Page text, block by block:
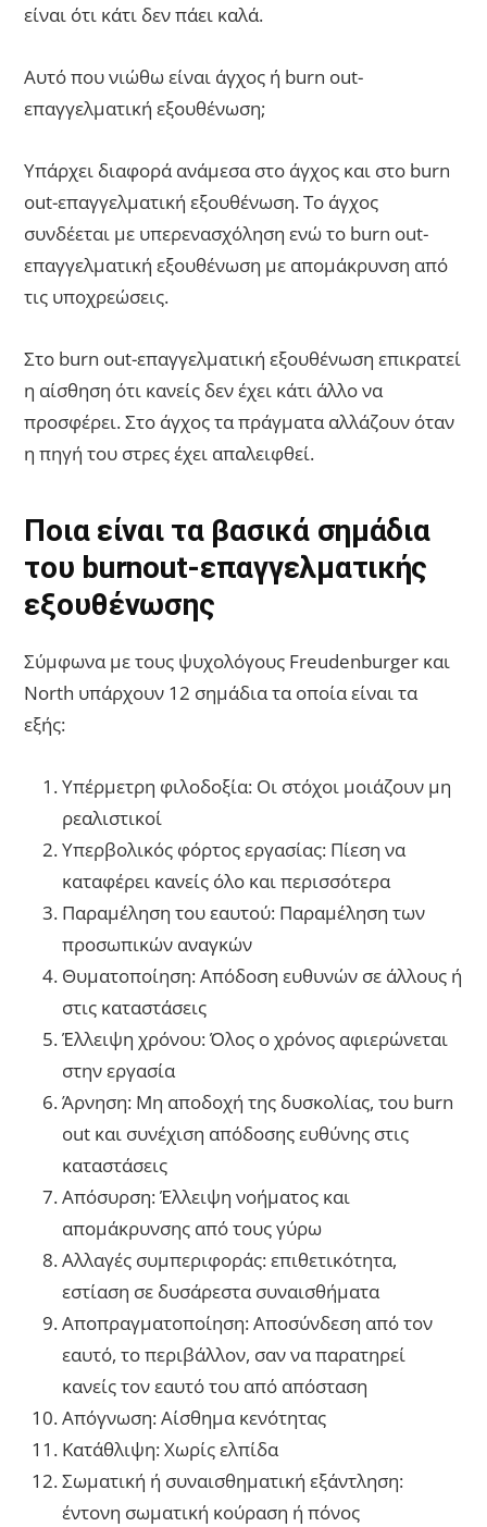
είναι ότι κάτι δεν πάει καλά.
Αυτό που νιώθω είναι άγχος ή burn out-
επαγγελματική εξουθένωση;
Υπάρχει διαφορά ανάμεσα στο άγχος και στο burn
out-επαγγελματική εξουθένωση. Το άγχος
συνδέεται με υπερενασχόληση ενώ το burn out-
επαγγελματική εξουθένωση με απομάκρυνση από
τις υποχρεώσεις.
Στο burn out-επαγγελματική εξουθένωση επικρατεί
η αίσθηση ότι κανείς δεν έχει κάτι άλλο να
προσφέρει. Στο άγχος τα πράγματα αλλάζουν όταν
η πηγή του στρες έχει απαλειφθεί.
Ποια είναι τα βασικά σημάδια
του burnout-επαγγελματικής
εξουθένωσης
Σύμφωνα με τους ψυχολόγους Freudenburger και
North υπάρχουν 12 σημάδια τα οποία είναι τα
εξής:
Υπέρμετρη φιλοδοξία: Οι στόχοι μοιάζουν μη
ρεαλιστικοί
Υπερβολικός φόρτος εργασίας: Πίεση να
καταφέρει κανείς όλο και περισσότερα
Παραμέληση του εαυτού: Παραμέληση των
προσωπικών αναγκών
Θυματοποίηση: Απόδοση ευθυνών σε άλλους ή
στις καταστάσεις
Έλλειψη χρόνου: Όλος ο χρόνος αφιερώνεται
στην εργασία
Άρνηση: Μη αποδοχή της δυσκολίας, του burn
out και συνέχιση απόδοσης ευθύνης στις
καταστάσεις
Απόσυρση: Έλλειψη νοήματος και
απομάκρυνσης από τους γύρω
Αλλαγές συμπεριφοράς: επιθετικότητα,
εστίαση σε δυσάρεστα συναισθήματα
Αποπραγματοποίηση: Αποσύνδεση από τον
εαυτό, το περιβάλλον, σαν να παρατηρεί
κανείς τον εαυτό του από απόσταση
Απόγνωση: Αίσθημα κενότητας
Κατάθλιψη: Χωρίς ελπίδα
Σωματική ή συναισθηματική εξάντληση:
έντονη σωματική κούραση ή πόνος